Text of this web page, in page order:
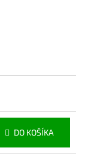
DO KOŠÍKA